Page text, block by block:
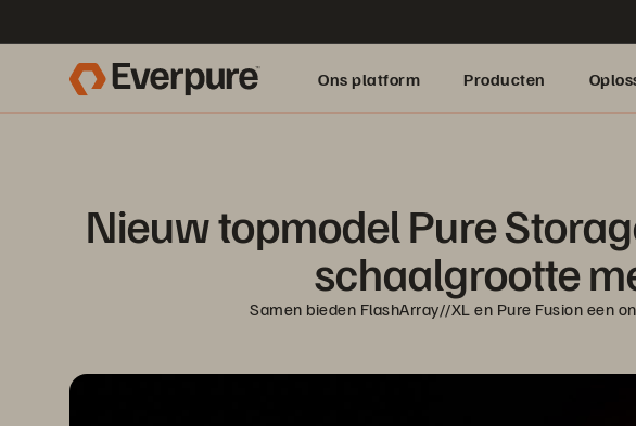
Ons platform Producten
Nieuw topmodel Pure
schaalgrootte
Samen bieden FlashArray//XL en Pure Fusion een